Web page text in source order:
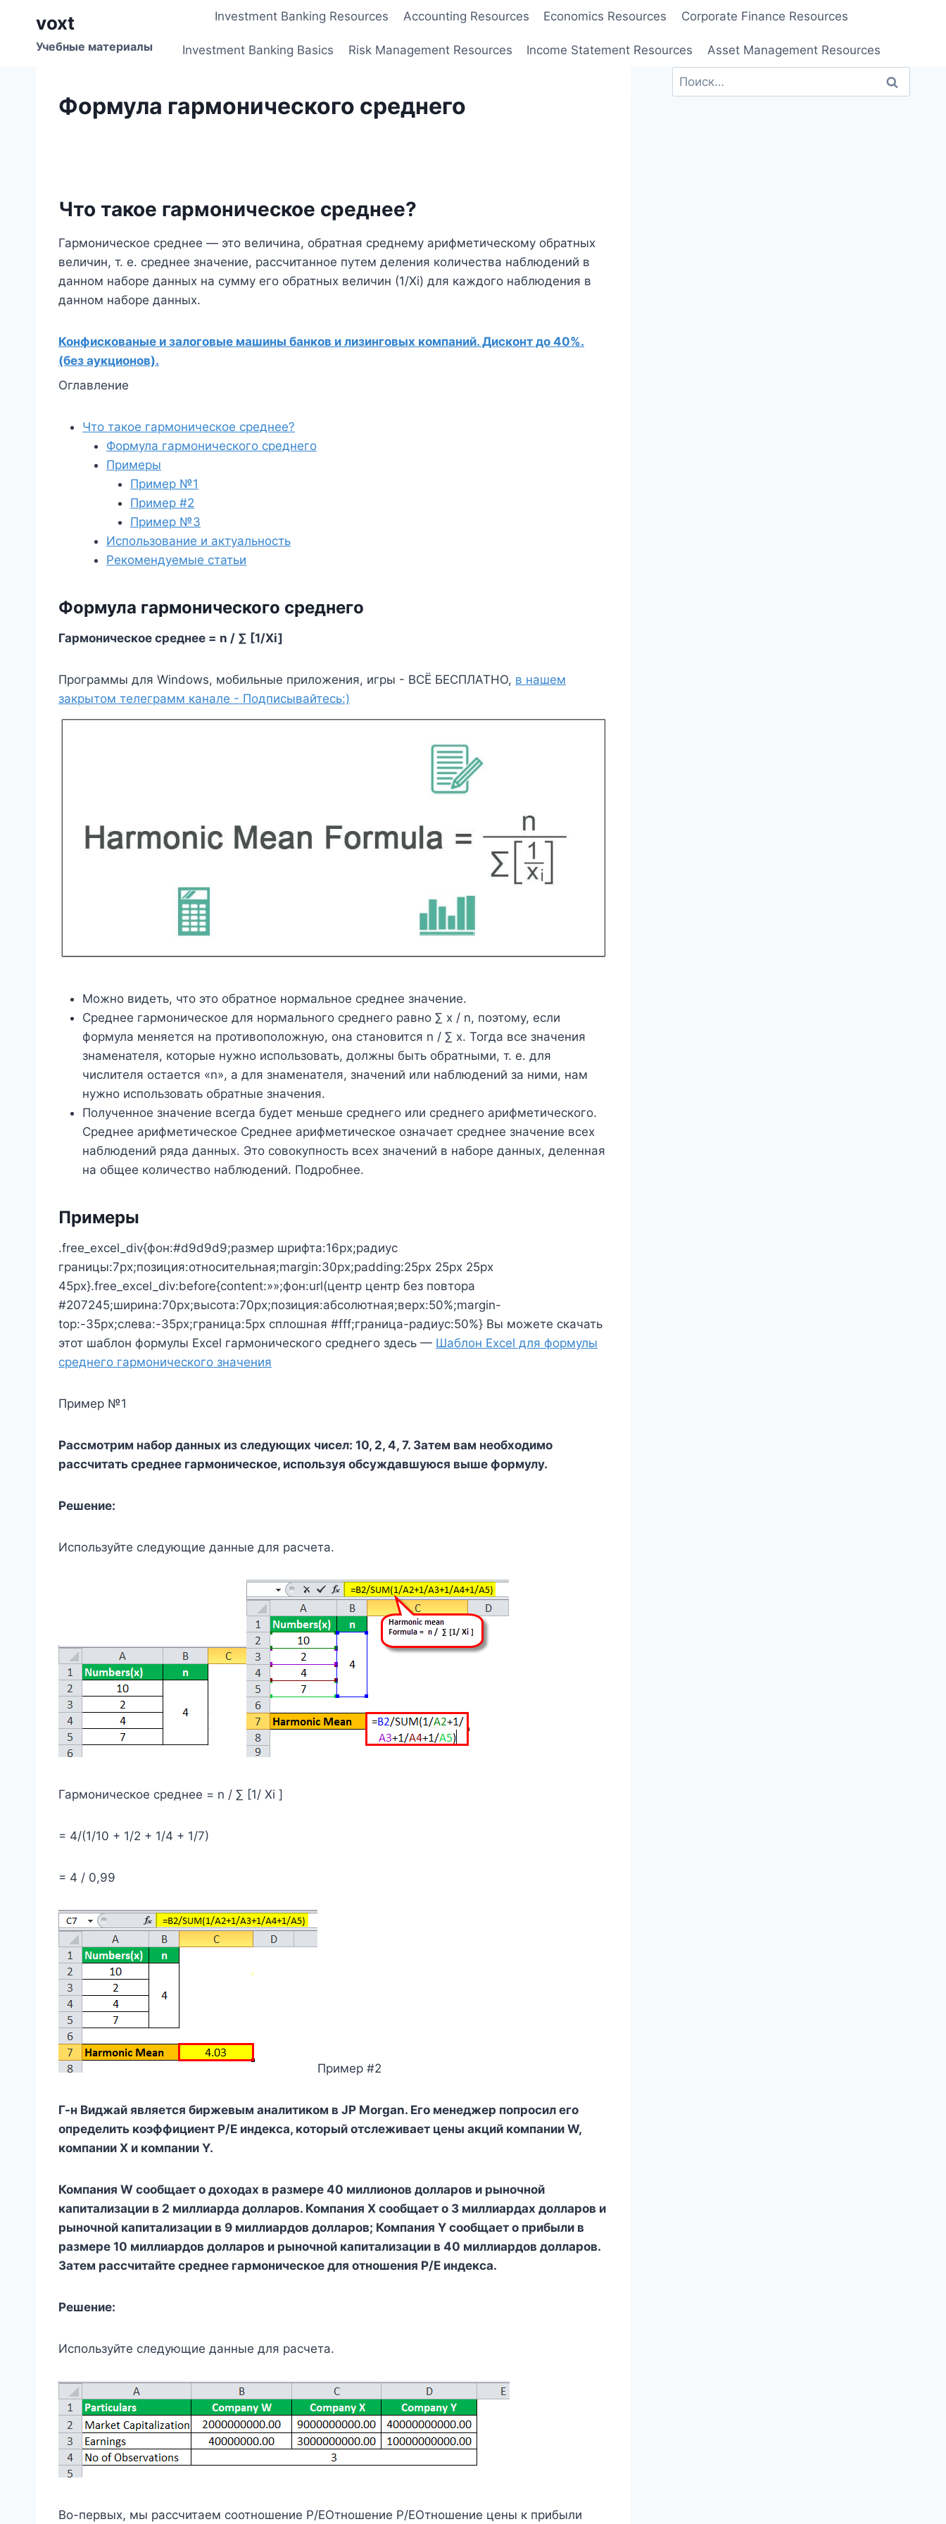
содержимому
voxt
Учебные материалы
Investment Banking Resources Accounting Resources Economics Resources Corporate Finance Resources
Investment Banking Basics Risk Management Resources Income Statement Resources Asset Management Resources
Формула гармонического среднего
Что такое гармоническое среднее?
Гармоническое среднее — это величина, обратная среднему арифметическому обратных
величин, т. е. среднее значение, рассчитанное путем деления количества наблюдений в
данном наборе данных на сумму его обратных величин (1/Xi) для каждого наблюдения в
данном наборе данных.
Конфискованые и залоговые машины банков и лизинговых компаний. Дисконт до 40%.
(без аукционов).
Оглавление
Что такое гармоническое среднее?
Формула гармонического среднего
Примеры
Пример №1
Пример #2
Пример №3
Использование и актуальность
Рекомендуемые статьи
Формула гармонического среднего
Гармоническое среднее = n / ∑ [1/Xi]
Программы для Windows, мобильные приложения, игры - ВСЁ БЕСПЛАТНО, в нашем
закрытом телеграмм канале - Подписывайтесь:)
Можно видеть, что это обратное нормальное среднее значение.
Среднее гармоническое для нормального среднего равно ∑ x / n, поэтому, если
формула меняется на противоположную, она становится n / ∑ x. Тогда все значения
знаменателя, которые нужно использовать, должны быть обратными, т. е. для
числителя остается «n», а для знаменателя, значений или наблюдений за ними, нам
нужно использовать обратные значения.
Полученное значение всегда будет меньше среднего или среднего арифметического.
Среднее арифметическое Среднее арифметическое означает среднее значение всех
наблюдений ряда данных. Это совокупность всех значений в наборе данных, деленная
на общее количество наблюдений. Подробнее.
Примеры
.free_excel_div{фон:#d9d9d9;размер шрифта:16px;радиус
границы:7px;позиция:относительная;margin:30px;padding:25px 25px 25px
45px}.free_excel_div:before{content:»»;фон:url(центр центр без повтора
#207245;ширина:70px;высота:70px;позиция:абсолютная;верх:50%;margin-
top:-35px;слева:-35px;граница:5px сплошная #fff;граница-радиус:50%} Вы можете скачать
этот шаблон формулы Excel гармонического среднего здесь — Шаблон Excel для формулы
среднего гармонического значения
Пример №1
Рассмотрим набор данных из следующих чисел: 10, 2, 4, 7. Затем вам необходимо
рассчитать среднее гармоническое, используя обсуждавшуюся выше формулу.
Решение:
Используйте следующие данные для расчета.
Гармоническое среднее = n / ∑ [1/ Xi ]
= 4/(1/10 + 1/2 + 1/4 + 1/7)
= 4 / 0,99
Пример #2
Г-н Виджай является биржевым аналитиком в JP Morgan. Его менеджер попросил его
определить коэффициент P/E индекса, который отслеживает цены акций компании W,
компании X и компании Y.
Компания W сообщает о доходах в размере 40 миллионов долларов и рыночной
капитализации в 2 миллиарда долларов. Компания X сообщает о 3 миллиардах долларов и
рыночной капитализации в 9 миллиардов долларов; Компания Y сообщает о прибыли в
размере 10 миллиардов долларов и рыночной капитализации в 40 миллиардов долларов.
Затем рассчитайте среднее гармоническое для отношения P/E индекса.
Решение:
Используйте следующие данные для расчета.
Во-первых, мы рассчитаем соотношение P/EОтношение P/EОтношение цены к прибыли
Найти: